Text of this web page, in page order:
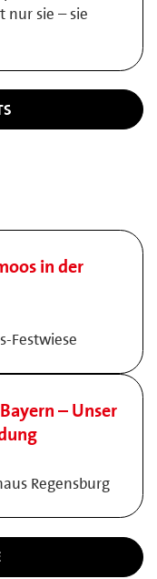
nur sie – sie
in der
Festwiese
– Unser
Regensburg